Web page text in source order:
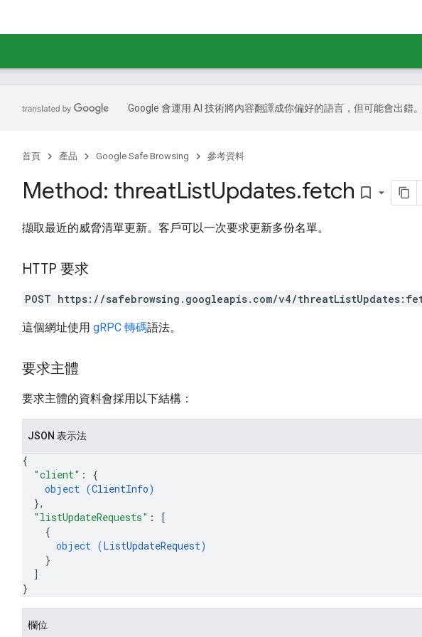
Google 會運用 AI 技術將內容翻譯成你偏好的語言，但可能會出錯
首頁 產品 Google Safe Browsing 參考資料
Method: threatListUpdates.fetch bookmark_border
擷取最近的威脅清單更新。客戶可以一次要求更新多份名單。
HTTP 要求
POST https://safebrowsing.googleapis.com/v4/
這個網址使用 gRPC 轉碼語法。
要求主體
要求主體的資料會採用以下結構：
JSON 表示法
{
"client" : {
object (ClientInfo)
},
"listUpdateRequests" :
[
{
object (ListUpdateRequest)
}
]
}
欄位